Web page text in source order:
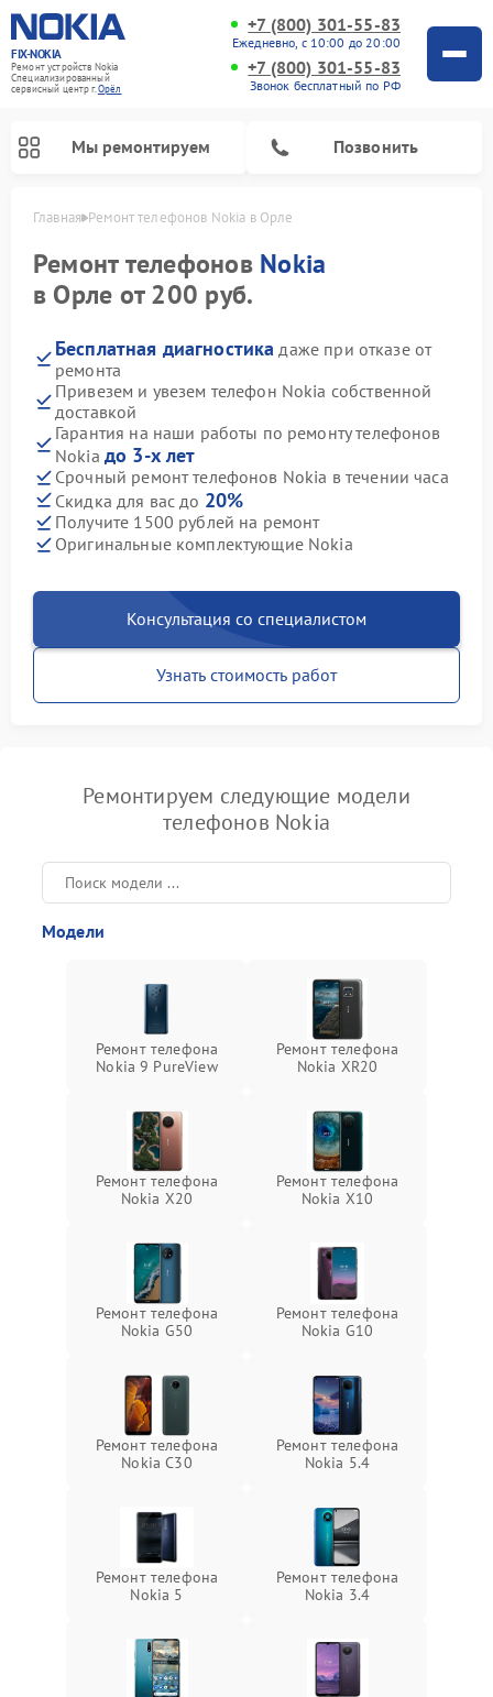
FIX-NOKIA
Ремонт устройств Nokia
Специализированный
cервисный центр г.Орёл
+7 (800) 301-55-83
Ежедневно, с 10:00 до 20:00
+7 (800) 301-55-83
Звонок бесплатный по РФ
Мы ремонтируем Позвонить
Главная Ремонт телефонов Nokia в Орле
Ремонт телефонов Nokia
в Орле от 200 руб.
Бесплатная диагностика даже при отказе от
ремонта
Привезем и увезем телефон Nokia собственной
доставкой
Гарантия на наши работы по ремонту телефонов
Nokia до 3-х лет
Срочный ремонт телефонов Nokia в течении часа
Скидка для вас до 20%
Получите 1500 рублей на ремонт
Оригинальные комплектующие Nokia
Консультация со специалистом
Узнать стоимость работ
Ремонтируем следующие модели
телефонов Nokia
Модели
Ремонт телефона
Nokia 9 PureView
Ремонт телефона
Nokia XR20
Ремонт телефона
Nokia X20
Ремонт телефона
Nokia X10
Ремонт телефона
Nokia G50
Ремонт телефона
Nokia G10
Ремонт телефона
Nokia C30
Ремонт телефона
Nokia 5.4
Ремонт телефона
Nokia 5
Ремонт телефона
Nokia 3.4